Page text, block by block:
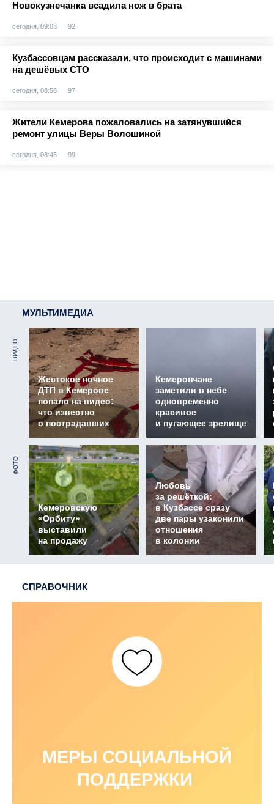
Новокузнечанка всадила нож в брата
сегодня, 09:03 92
Кузбассовцам рассказали, что происходит с машинами
на дешёвых СТО
сегодня, 08:56 97
Жители Кемерова пожаловались на затянувшийся
ремонт улицы Веры Волошиной
сегодня, 08:45 99
МУЛЬТИМЕДИА
ВИДЕО
Жестокое ночное
ДТП в Кемерове
попало на видео:
что известно
о пострадавших
Кемеровчане
заметили в небе
одновременно
красивое
и пугающее зрелище
ФОТО
Кемеровскую
«Орбиту»
выставили
на продажу
Любовь
за решёткой:
в Кузбассе сразу
две пары узаконили
отношения
в колонии
СПРАВОЧНИК
МЕРЫ СОЦИАЛЬНОЙ
ПОДДЕРЖКИ